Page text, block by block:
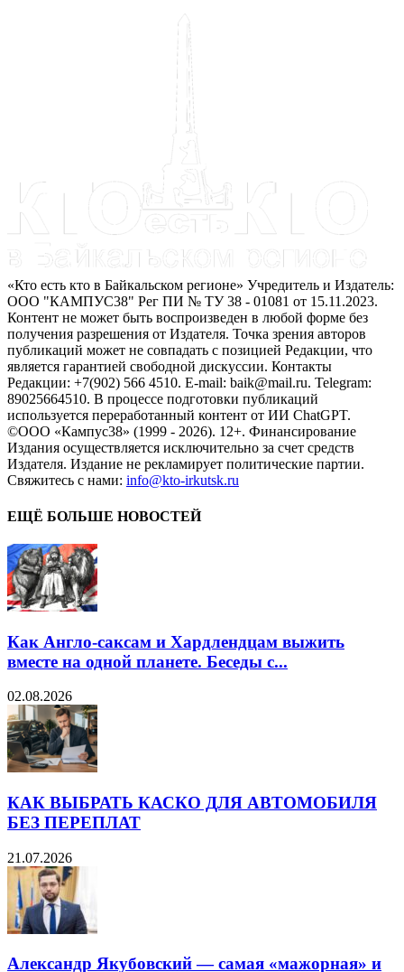
«Кто есть кто в Байкальском регионе» Учредитель и Издатель:
ООО "КАМПУС38" Рег ПИ № ТУ 38 - 01081 от 15.11.2023.
Контент не может быть воспроизведен в любой форме без
получения разрешения от Издателя. Точка зрения авторов
публикаций может не совпадать с позицией Редакции, что
является гарантией свободной дискуссии. Контакты
Редакции: +7(902) 566 4510. E-mail: baik@mail.ru. Telegram:
89025664510. В процессе подготовки публикаций
используется переработанный контент от ИИ ChatGPT.
©ООО «Кампус38» (1999 - 2026). 12+. Финансирование
Издания осуществляется исключительно за счет средств
Издателя. Издание не рекламирует политические партии.
Свяжитесь с нами: info@kto-irkutsk.ru
ЕЩЁ БОЛЬШЕ НОВОСТЕЙ
Как Англо-саксам и Хардлендцам выжить
вместе на одной планете. Беседы с...
02.08.2026
КАК ВЫБРАТЬ КАСКО ДЛЯ АВТОМОБИЛЯ
БЕЗ ПЕРЕПЛАТ
21.07.2026
Александр Якубовский — самая «мажорная» и